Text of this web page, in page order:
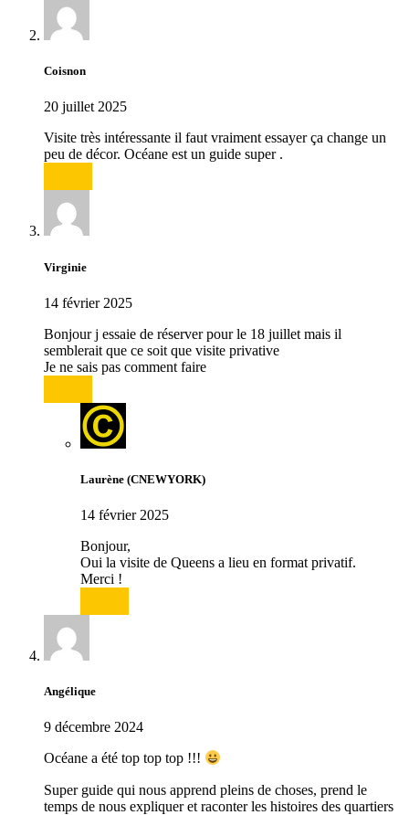
Coisnon
20 juillet 2025
Visite très intéressante il faut vraiment essayer ça change un
peu de décor. Océane est un guide super .
Virginie
14 février 2025
Bonjour j essaie de réserver pour le 18 juillet mais il
semblerait que ce soit que visite privative
Je ne sais pas comment faire
Laurène (CNEWYORK)
14 février 2025
Bonjour,
Oui la visite de Queens a lieu en format privatif.
Merci !
Angélique
9 décembre 2024
Océane a été top top top !!!
Super guide qui nous apprend pleins de choses, prend le
temps de nous expliquer et raconter les histoires des quartiers